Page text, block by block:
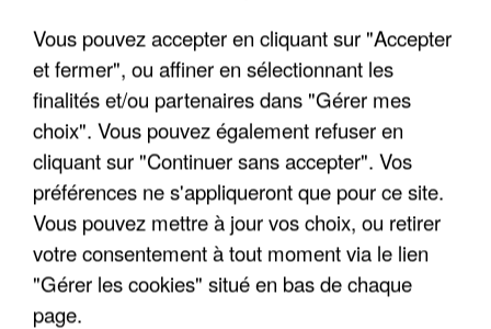
LES DONNÉES DE 300 000 CLIENTS DÉROBÉES À
INTERMARCHÉ APRÈS UNE...
Vous pouvez accepter en cliquant sur "Accepter
et fermer", ou affiner en sélectionnant les
finalités et/ou partenaires dans "Gérer mes
choix". Vous pouvez également refuser en
cliquant sur "Continuer sans accepter". Vos
préférences ne s'appliqueront que pour ce site.
Vous pouvez mettre à jour vos choix, ou retirer
votre consentement à tout moment via le lien
"Gérer les cookies" situé en bas de chaque
page.